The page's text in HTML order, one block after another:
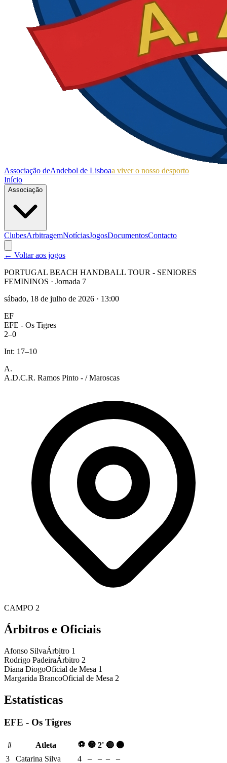
Associação deAndebol de Lisboaa viver o nosso desporto
Início
Associação
ClubesArbitragemNotíciasJogosDocumentosContacto
← Voltar aos jogos
PORTUGAL BEACH HANDBALL TOUR - SENIORES
FEMININOS · Jornada 7
sábado, 18 de julho de 2026 · 13:00
EF
EFE - Os Tigres
2–0
Int: 17–10
A.
A.D.C.R. Ramos Pinto - / Maroscas
CAMPO 2
Árbitros e Oficiais
Afonso SilvaÁrbitro 1
Rodrigo PadeiraÁrbitro 2
Diana DiogoOficial de Mesa 1
Margarida BrancoOficial de Mesa 2
Estatísticas
EFE - Os Tigres
# Atleta ⚽ 🟡 2' 🔴 🔵
3
Catarina Silva 4 – – –
–